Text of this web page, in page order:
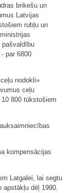
brikešu un
Latvijas
rubļu un
pašvaldību
par 6800
nodokli»
ceļu
800 tūkstošiem
kompensācijas
Latgalei, lai segtu
apstākļu dēļ 1990.